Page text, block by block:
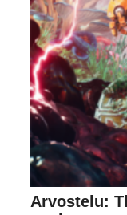
Arvostelu: